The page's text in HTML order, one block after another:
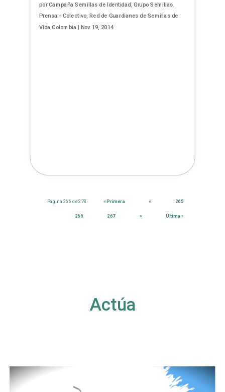
porCampaña Semillas de Identidad, Grupo Semillas,
Prensa - Colectivo, Red de Guardianes de Semillas de
Vida Colombia | Nov 19, 2014
Página 266 de 278 « Primera « 265
266 267 » Última »
Actúa